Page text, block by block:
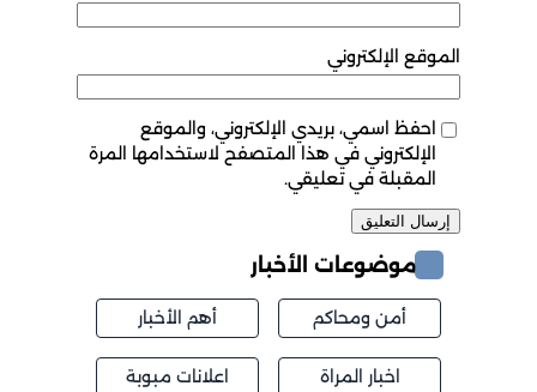
الموقع الإلكتروني
احفظ اسمي، بريدي الإلكتروني، والموقع
الإلكتروني في هذا المتصفح لاستخدامها المرة
المقبلة في تعليقي.
موضوعات الأخبار
أمن ومحاكم أهم الأخبار
اخبار المراة اعلانات مبوبة